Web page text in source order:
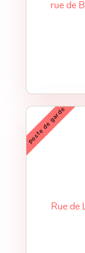
rue de
poste de garde
Rue de